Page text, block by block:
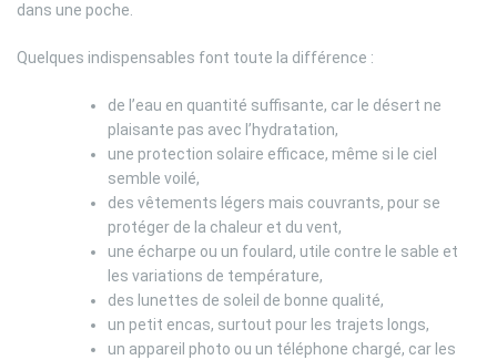
dans une poche.
Quelques indispensables font toute la différence :
de l’eau en quantité suffisante, car le désert ne
plaisante pas avec l’hydratation,
une protection solaire efficace, même si le ciel
semble voilé,
des vêtements légers mais couvrants, pour se
protéger de la chaleur et du vent,
une écharpe ou un foulard, utile contre le sable et
les variations de température,
des lunettes de soleil de bonne qualité,
un petit encas, surtout pour les trajets longs,
un appareil photo ou un téléphone chargé, car les